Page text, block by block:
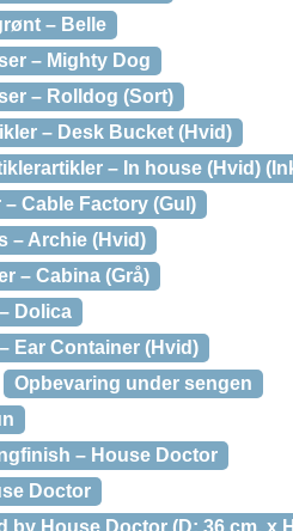
– Belle
– Mighty Dog
– Rolldog (Sort)
– Desk Bucket (Hvid)
– In house (Hvid)
Cable Factory (Gul)
– Archie (Hvid)
– Cabina (Grå)
Dolica
Ear Container (Hvid)
Opbevaring under sengen
– House Doctor
Doctor
by House Doctor (D: 36 cm. x